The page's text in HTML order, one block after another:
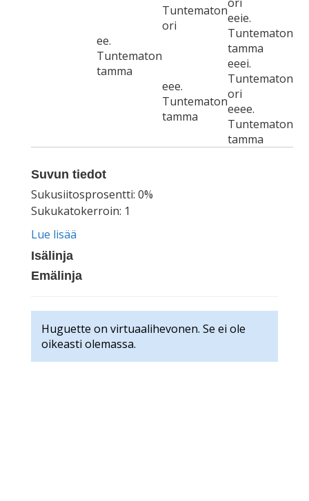
ee.
Tuntematon
tamma
Tuntematon
ori
eeie.
Tuntematon
tamma
eee.
Tuntematon
tamma
eeei.
Tuntematon
ori
eeee.
Tuntematon
tamma
Suvun tiedot
Sukusiitosprosentti: 0%
Sukukatokerroin: 1
Lue lisää
Isälinja
Emälinja
Huguette on virtuaalihevonen. Se ei ole
oikeasti olemassa.